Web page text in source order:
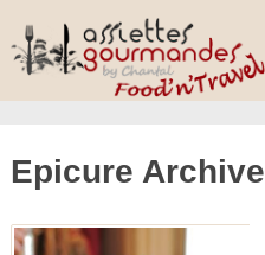
Epicure Archive